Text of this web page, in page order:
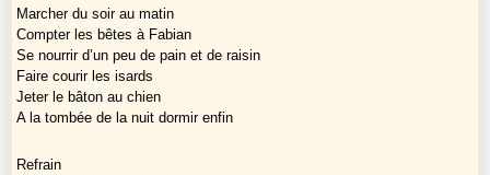
Marcher du soir au matin
Compter les bêtes à Fabian
Se nourrir d’un peu de pain et de raisin
Faire courir les isards
Jeter le bâton au chien
A la tombée de la nuit dormir enfin
Refrain